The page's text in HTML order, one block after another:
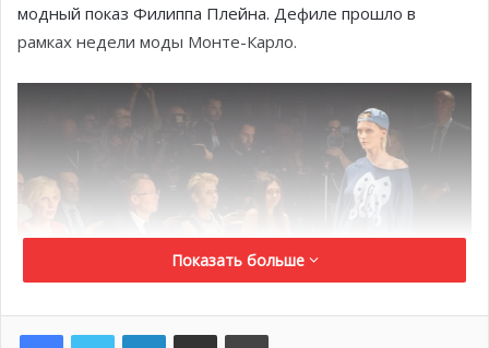
модный показ Филиппа Плейна. Дефиле прошло в
рамках недели моды Монте-Карло.
Показать больше
LinkedInПоделиться по электронной почте Распечатать